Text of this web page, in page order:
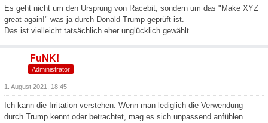
Es geht nicht um den Ursprung von Racebit, sondern um das "Make XYZ
great again!" was ja durch Donald Trump geprüft ist.
Das ist vielleicht tatsächlich eher unglücklich gewählt.
FuNK!
Administrator
1. August 2021, 18:45
Ich kann die Irritation verstehen. Wenn man lediglich die Verwendung
durch Trump kennt oder betrachtet, mag es sich unpassend anfühlen.